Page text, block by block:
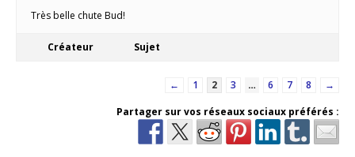
Très belle chute Bud!
Créateur Sujet
← 1 2 3 … 6 7 8
→
Partager sur vos réseaux sociaux préférés :